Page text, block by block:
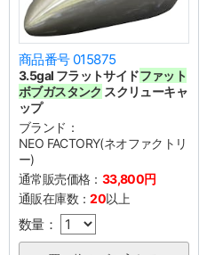
商品番号 015875
3.5gal フラットサイドファット
ボブガスタンク スクリューキャ
ップ
ブランド：
NEO FACTORY(ネオファクトリ
ー)
通常販売価格： 33,800円
通販在庫数：20以上
数量：